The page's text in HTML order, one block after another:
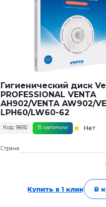
Гигиенический диск
PROFESSIONAL VENTA
AH902/VENTA AW902/
LPH60/LW60-62
Код: 9692 В наличии Нет
Страна
Купить в 1 клик В